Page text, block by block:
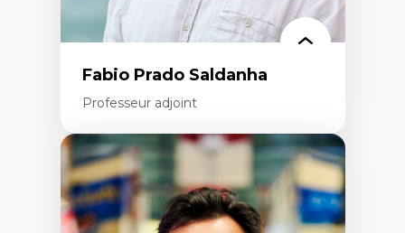
Fabio Prado Saldanha
Professeur adjoint
Expertises
Innovation sociale
Technologies sociales
Entrepreneuriat social et collectif